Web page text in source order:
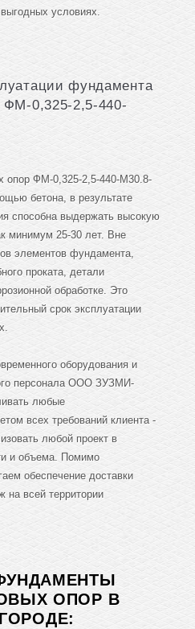
условиях.
фундамента
ФМ-0,325-2,5-440-
опор ФМ-0,325-2,5-440-М30.8-
бетона, в результате
способна выдержать высокую
минимум 25-30 лет. Вне
элементов фундамента,
проката, детали
обработке. Это
срок эксплуатации
оборудования и
персонала ООО ЗУЗМИ-
любые
всех требований клиента -
любой проект в
и объема. Помимо
обеспечение доставки
на всей территории
ОПОР В